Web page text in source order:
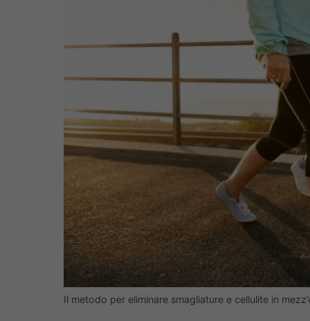
Il metodo per eliminare smagliature e cellulite in